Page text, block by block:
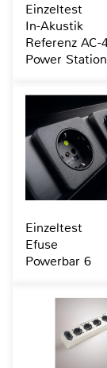
Einzeltest
In-Akustik
Referenz AC-
Power Station
Einzeltest
Efuse
Powerbar 6